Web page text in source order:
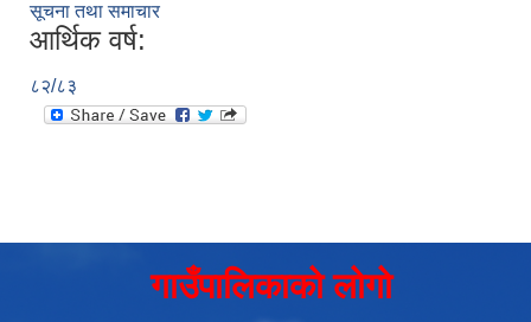
सूचना तथा समाचार
आर्थिक वर्ष:
८२/८३
गाउँपालिकाको लोगो